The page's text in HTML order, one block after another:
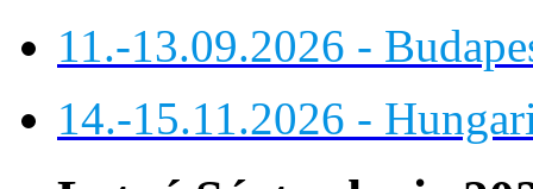
11.-13.09.2026 -
14.-15.11.2026 -